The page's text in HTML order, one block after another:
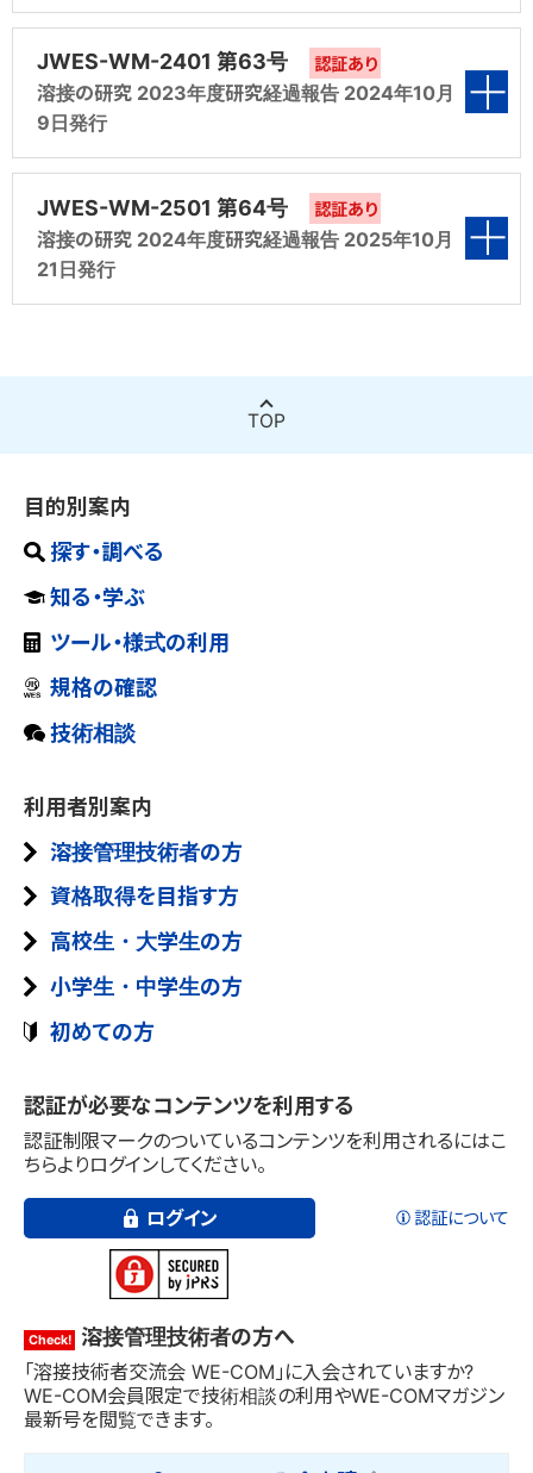
第7編 溶接材料のISO、JIS及びWESへの対応
（平成28年度 規格化第9分科会 報告）
（平成29年度 規格化第9分科会 報告）
（2018年度 調査第6分科会 報告）
第5編 溶接材料のISO、JIS及びWESへの対応
（2018年度 規格化第9分科会 報告）
第3編 溶接関連割れ試験方法の規格化検討
（2019年度 共研第4分科会 報告）
する基礎検討（2019年度 共研第5分科会 報
告）
第5編 アジアにおける溶接材料共通規格の検討
（2019年度 調査第6分科会 報告）
（2019年度 規格化第9分科会 報告）
WG（2019年度 TMCP385-WG 報告）
（2020年度 調査第1分科会 報告）
第2編 溶接関連割れ試験方法の規格化検討
（2020年度 共研第4分科会 報告）
第3編 アーク溶接を用いた3次元積層造形に関
する基礎検討（2020年度 共研第5分科会 報
告）
第5編 溶接材料のISO、JIS及びWESへの対応
（2020年度 規格化第9分科会 報告）
（2021年度 調査第1分科会 報告）
第2編 溶接関連割れ試験方法の規格化検討
（2021年度 共研第4分科会 報告）
する基礎検討（2021年度 共研第5分科会 報
（2021年度 調査第6分科会 報告）
第5編 溶接材料のISO、JIS及びWESへの対応
（2021年度 規格化第9分科会 報告）
（2022年度 共研第4分科会 報告）
（2022年度 調査第6分科会 報告）
（2022年度 規格化第9分科会 報告）
第5編 配管溶接におけるN2バックシールド適用
会との共同研究WG 報告）
JWES-WM-2401 第63号 認証あり
溶接の研究 2023年度研究経過報告 2024年10月
9日発行
（2023年度 共研第4分科会 報告）
第3編 アジアにおける溶接材料共通規格の検討
第4編 溶接材料のISO、JIS及びWESへの対応
第5編 配管溶接におけるN2バックシールド適用
性の評価（2023年度 化学機械溶接研究委員
会との共同研究WG 報告）
JWES-WM-2501 第64号 認証あり
溶接の研究 2024年度研究経過報告 2025年10月
21日発行
第1編 溶接材料の国際規格適正化調査研究
第2編 AM 用ワイヤに関する検討（2024年度
する調査（2024年度 調査第3分科会 報告）
第4編 アジアにおける溶接材料共通規格の検討
（2024年度 調査第6分科会 報告）
（2024年度 規格化第9分科会 報告）
用性の評価（2024年度 化学機械溶接研究委
員会との共同研究WG 報告）
TOP
目的別案内
探す・調べる
知る・学ぶ
ツール・様式の利用
規格の確認
技術相談
利用者別案内
溶接管理技術者の方
資格取得を目指す方
高校生・大学生の方
小学生・中学生の方
初めての方
認証が必要なコンテンツを利用する
認証制限マークのついているコンテンツを利用されるにはこ
ちらよりログインしてください。
ログイン 認証について
溶接管理技術者の方へ
「溶接技術者交流会 WE-COM」に入会されていますか?
WE-COM会員限定で技術相談の利用やWE-COMマガジン
最新号を閲覧できます。